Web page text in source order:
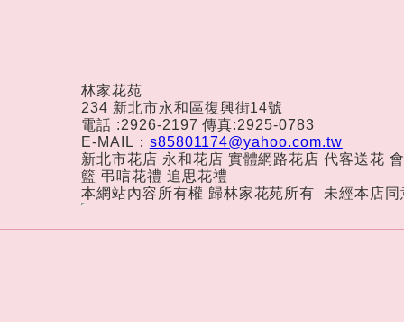
林家花苑
234 新北市永和區復興街14號
電話 :2926-2197 傳真:2925-0783
E-MAIL： s85801174@yahoo.com.tw
新北市花店 永和花店 實體網路花店 代客送花
籃 弔唁花禮 追思花禮
本網站內容所有權 歸林家花苑所有 未經本店